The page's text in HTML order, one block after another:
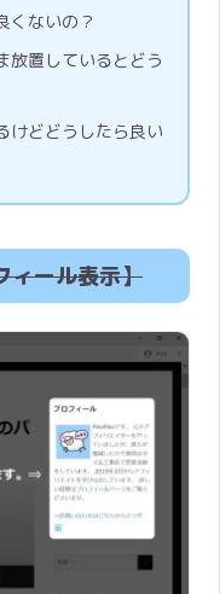
くないの？
放置しているとどう
けどどうしたら良い
ール表示】